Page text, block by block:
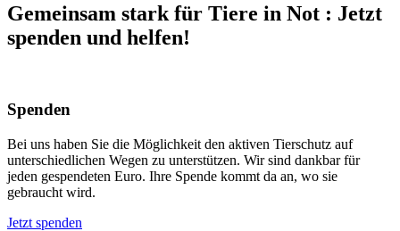
Gemeinsam stark für Tiere in Not : Jetzt
spenden und helfen!
Spenden
Bei uns haben Sie die Möglichkeit den aktiven Tierschutz auf
unterschiedlichen Wegen zu unterstützen. Wir sind dankbar für
jeden gespendeten Euro. Ihre Spende kommt da an, wo sie
gebraucht wird.
Jetzt spenden